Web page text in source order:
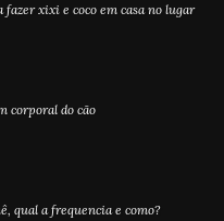
fazer xixi e coco em casa no lugar
corporal do cão
qual a frequencia e como?